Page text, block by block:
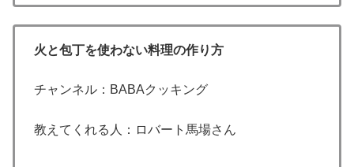
火と包丁を使わない料理の作り方
チャンネル：BABAクッキング
教えてくれる人：ロバート馬場さん